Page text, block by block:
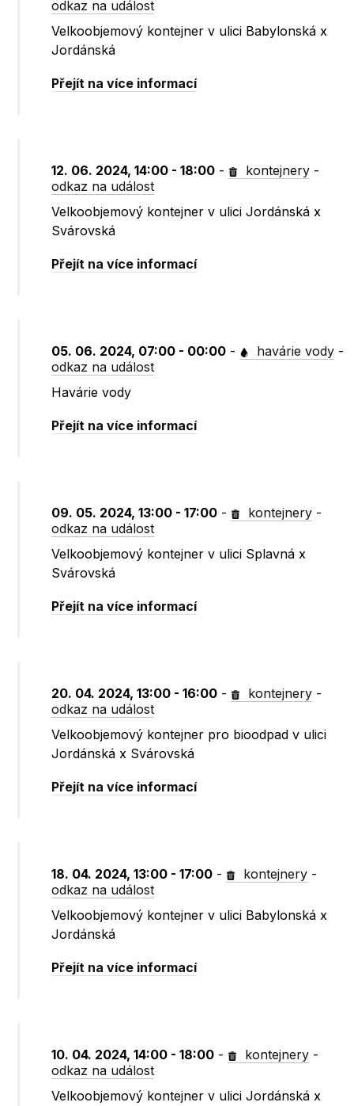
odkaz na událost
Velkoobjemový kontejner v ulici Babylonská x
Jordánská
Přejít na více informací
12. 06. 2024, 14:00 - 18:00 - kontejnery -
odkaz na událost
Velkoobjemový kontejner v ulici Jordánská x
Svárovská
Přejít na více informací
05. 06. 2024, 07:00 - 00:00 - havárie vody -
odkaz na událost
Havárie vody
Přejít na více informací
09. 05. 2024, 13:00 - 17:00 - kontejnery -
odkaz na událost
Velkoobjemový kontejner v ulici Splavná x
Svárovská
Přejít na více informací
20. 04. 2024, 13:00 - 16:00 - kontejnery -
odkaz na událost
Velkoobjemový kontejner pro bioodpad v ulici
Jordánská x Svárovská
Přejít na více informací
18. 04. 2024, 13:00 - 17:00 - kontejnery -
odkaz na událost
Velkoobjemový kontejner v ulici Babylonská x
Jordánská
Přejít na více informací
10. 04. 2024, 14:00 - 18:00 - kontejnery -
odkaz na událost
Velkoobjemový kontejner v ulici Jordánská x